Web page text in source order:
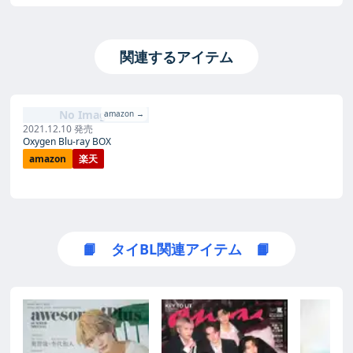
関連するアイテム
No Imageamazon →
2021.12.10 発売
Oxygen Blu-ray BOX
amazon
楽天
📙 タイBL関連アイテム 📙